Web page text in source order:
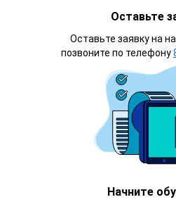
Оставьте
Оставьте заявку на
позвоните по телефону
Начните